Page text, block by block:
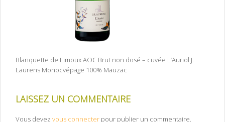
Blanquette de Limoux AOC Brut non dosé – cuvée L’Auriol J.
Laurens Monocvépage 100% Mauzac
LAISSEZ UN COMMENTAIRE
Vous devez vous connecter pour publier un commentaire.